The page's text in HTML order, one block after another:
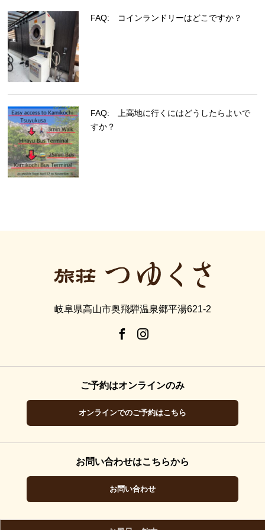
FAQ: コインランドリーはどこですか？
FAQ: 上高地に行くにはどうしたらよいで
すか？
岐阜県高山市奥飛騨温泉郷平湯621-2
ご予約はオンラインのみ
オンラインでのご予約はこちら
お問い合わせはこちらから
お問い合わせ